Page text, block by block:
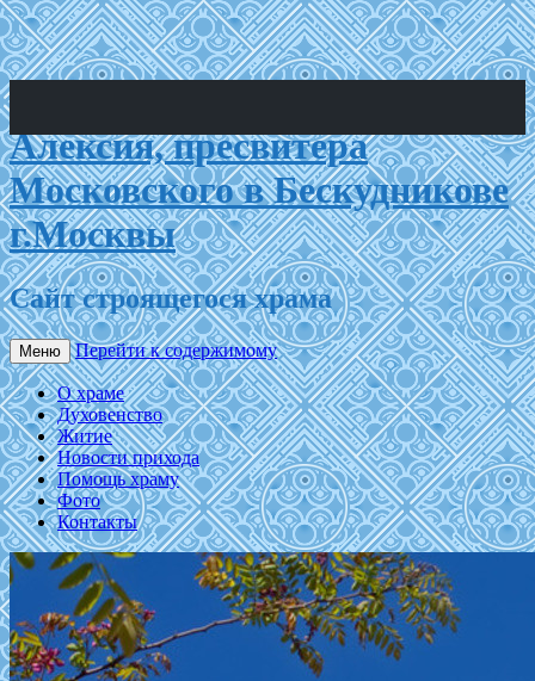
Алексия, пресвитера
Московского в Бескудникове
г.Москвы
Сайт строящегося храма
Меню Перейти к содержимому
О храме
Духовенство
Житие
Новости прихода
Помощь храму
Фото
Контакты